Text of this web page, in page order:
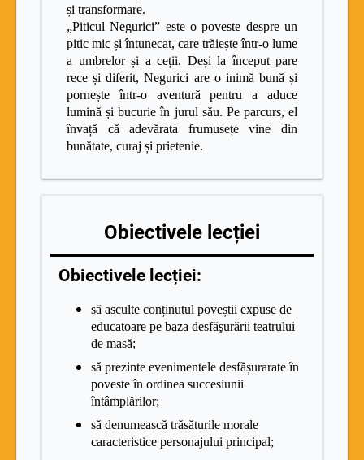
și transformare.
„Piticul Negurici” este o poveste despre un
pitic mic și întunecat, care trăiește într-o lume
a umbrelor și a ceții. Deși la început pare
rece și diferit, Negurici are o inimă bună și
pornește într-o aventură pentru a aduce
lumină și bucurie în jurul său. Pe parcurs, el
învață că adevărata frumusețe vine din
bunătate, curaj și prietenie.
Obiectivele lecției
Obiectivele lecției:
să asculte conținutul poveștii expuse de
educatoare pe baza desfăşurării teatrului
de masă;
să prezinte evenimentele desfășurarate în
poveste în ordinea succesiunii
întâmplărilor;
să denumească trăsăturile morale
caracteristice personajului principal;